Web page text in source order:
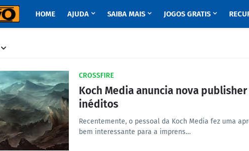
HOME AJUDA SAIBA MAIS JOGOS GRATIS
CROSSFIRE
Koch Media anuncia nova publisher
inéditos
Recentemente, o pessoal da Koch Media fez uma
bem interessante para a imprens…